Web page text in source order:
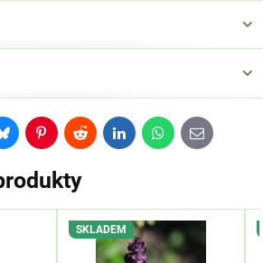
BlueskyPinterestRedditLinkedInWhatsApp
E-
mail
SKLADEM